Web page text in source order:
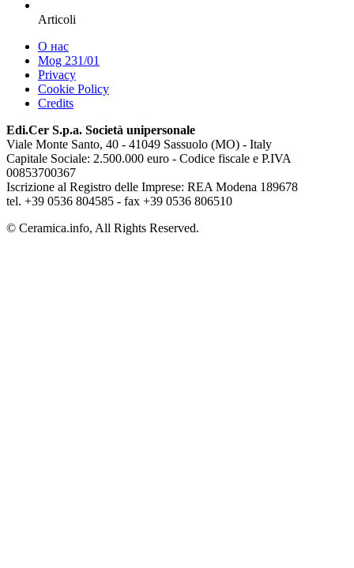
Articoli
О нас
Mog 231/01
Privacy
Cookie Policy
Credits
Edi.Cer S.p.a. Società unipersonale
Viale Monte Santo, 40 - 41049 Sassuolo (MO) - Italy
Capitale Sociale: 2.500.000 euro - Codice fiscale e P.IVA
00853700367
Iscrizione al Registro delle Imprese: REA Modena 189678
tel. +39 0536 804585 - fax +39 0536 806510
© Ceramica.info, All Rights Reserved.